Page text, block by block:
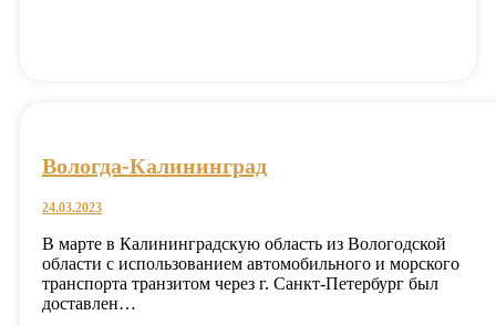
Вологда-Калининград
24.03.2023
В марте в Калининградскую область из Вологодской
области с использованием автомобильного и морского
транспорта транзитом через г. Санкт-Петербург был
доставлен…